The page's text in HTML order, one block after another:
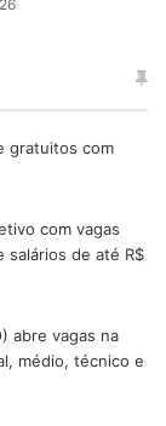
gratuitos com
com vagas
salários de até R$
abre vagas na
médio, técnico e